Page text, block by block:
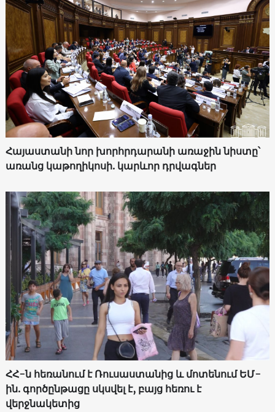
Հայաստանի նոր խորհրդարանի առաջին նիստը՝
առանց կաթողիկոսի. կարևոր դրվագներ
ՀՀ-ն հեռանում է Ռուսաստանից և մոտենում ԵՄ-
ին. գործընթացը սկսվել է, բայց հեռու է
վերջնակետից